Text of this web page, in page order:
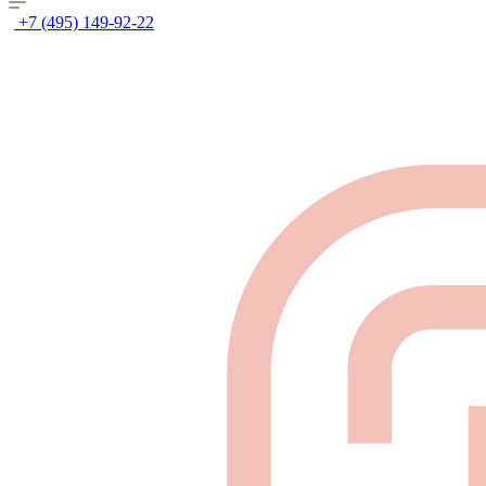
+7 (495) 149-92-22